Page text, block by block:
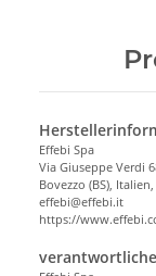
Effebi Spa
Via Giuseppe Verdi
Bovezzo (BS),
effebi@effebi.it
https://